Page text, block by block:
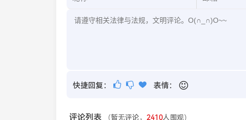
快捷回复： 表情：
评论列表 （暂无评论， 2410人围观）